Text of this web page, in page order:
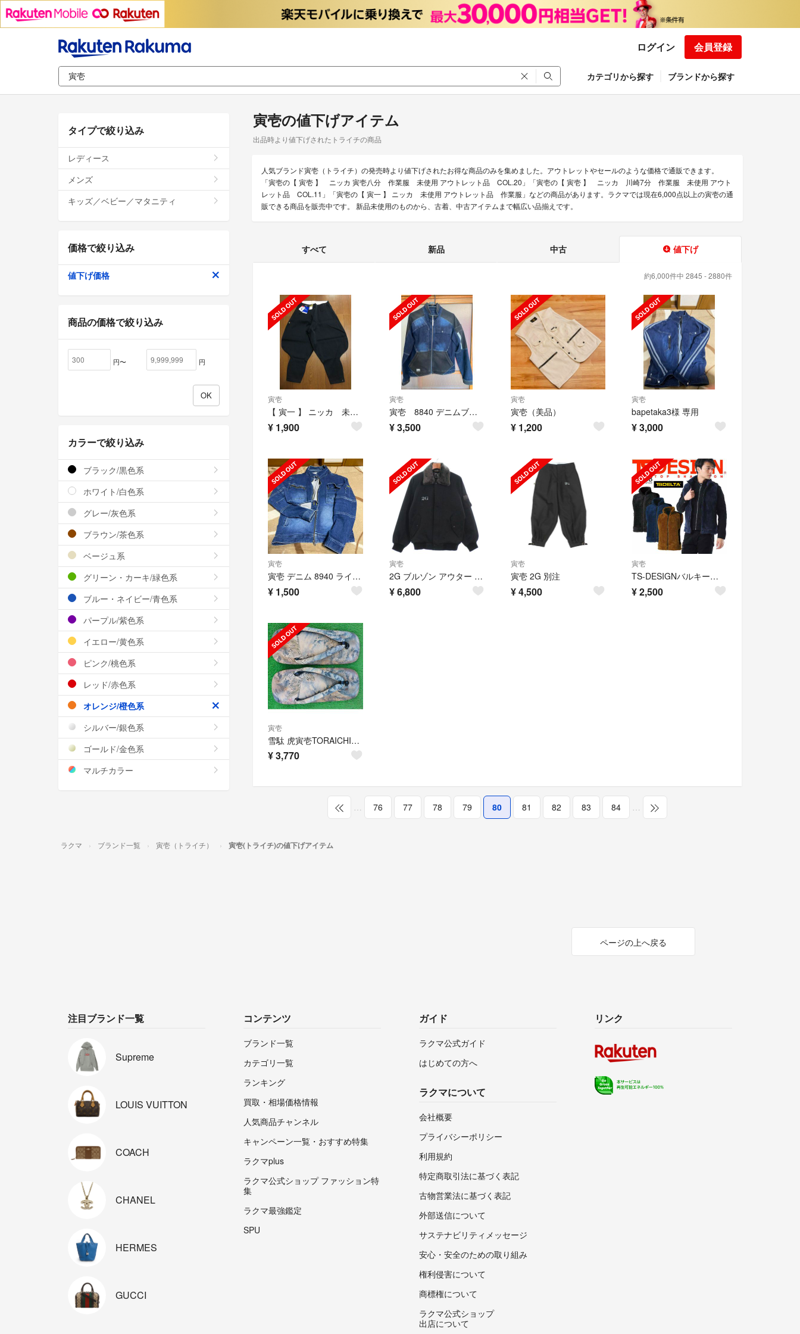
ログイン 会員登録
カテゴリから探す ブランドから探す
寅壱の値下げアイテム
出品時より値下げされたトライチの商品
人気ブランド寅壱（トライチ）の発売時より値下げされたお得な商品のみを集めました。アウトレットやセールのような価格で通販できます。
「寅壱の【 寅壱 】 ニッカ 寅壱八分 作業服 未使用 アウトレット品 COL.20」「寅壱の【 寅壱 】 ニッカ 川崎7分 作業服 未使用 アウト
レット品 COL.11」「寅壱の【 寅一 】 ニッカ 未使用 アウトレット品 作業服」などの商品があります。ラクマでは現在6,000点以上の寅壱の通
販できる商品を販売中です。 新品未使用のものから、古着、中古アイテムまで幅広い品揃えです。
すべて 新品 中古 値下げ
約6,000件中 2845 - 2880件
寅壱
【 寅一 】 ニッカ 未使用 アウトレット品 作業服
¥ 1,900
寅壱
寅壱 8840 デニムブルゾン Lサイズ 美品
¥3,500
寅壱
寅壱（美品）
¥ 1,200
寅壱
bapetaka3様 専用
¥3,000
寅壱
寅壱 デニム 8940 ライダース 5L
¥ 1,500
寅壱
2G ブルゾン アウター 寅壱
¥6,800
寅壱
寅壱 2G 別注
¥4,500
寅壱
TS-DESIGNバルキーフリースベスト TSデザイン 5238 サイズＬＬ
¥2,500
寅壱
雪駄 虎寅壱TORAICHI27 cm綺麗な音がするセッタです。
¥3,770
76 77 78 79 80 81 82 83 84
タイプで絞り込み
レディース
メンズ
キッズ／ベビー／マタニティ
価格で絞り込み
値下げ価格
商品の価格で絞り込み
円〜 円
カラーで絞り込み
ブラック/黒色系
ホワイト/白色系
グレー/灰色系
ブラウン/茶色系
ベージュ系
グリーン・カーキ/緑色系
ブルー・ネイビー/青色系
パープル/紫色系
イエロー/黄色系
ピンク/桃色系
レッド/赤色系
オレンジ/橙色系
シルバー/銀色系
ゴールド/金色系
マルチカラー
ラクマ ブランド一覧 寅壱（トライチ） 寅壱(トライチ)の値下げアイテム
ページの上へ戻る
注目ブランド一覧
Supreme
LOUIS VUITTON
COACH
CHANEL
HERMES
GUCCI
コンテンツ
ブランド一覧
カテゴリ一覧
ランキング
買取・相場価格情報
人気商品チャンネル
キャンペーン一覧・おすすめ特集
ラクマplus
ラクマ公式ショップ ファッション特
集
ラクマ最強鑑定
SPU
ガイド
ラクマ公式ガイド
はじめての方へ
ラクマについて
会社概要
プライバシーポリシー
利用規約
特定商取引法に基づく表記
古物営業法に基づく表記
外部送信について
サステナビリティメッセージ
安心・安全のための取り組み
権利侵害について
商標権について
ラクマ公式ショップ
出店について
リンク